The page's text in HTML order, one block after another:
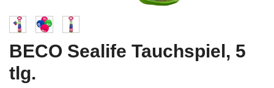
BECO Sealife Tauchspiel, 5
tlg.